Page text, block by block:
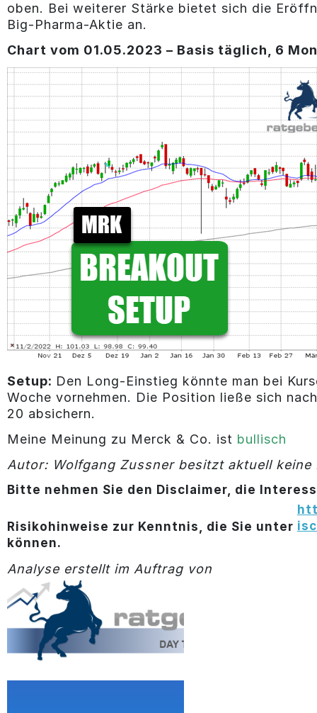
oben. Bei weiterer Stärke bietet sich die
Big-Pharma-Aktie an.
Chart vom 01.05.2023 – Basis täglich, 6
Setup: Den Long-Einstieg könnte man bei
Woche vornehmen. Die Position ließe sich
20 absichern.
Meine Meinung zu Merck & Co. ist bullisch
Autor: Wolfgang Zussner besitzt aktuell keine
Bitte nehmen Sie den Disclaimer, die
Risikohinweise zur Kenntnis, die Sie unter
können.
Analyse erstellt im Auftrag von